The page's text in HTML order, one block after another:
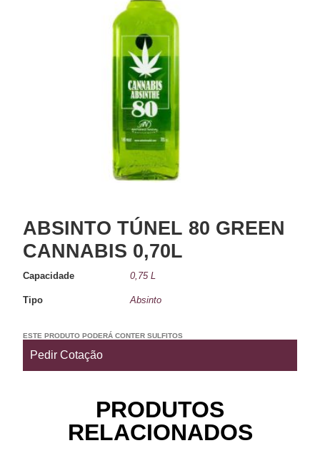
ABSINTO TÚNEL 80 GREEN
CANNABIS 0,70L
Capacidade 0,75 L
Tipo Absinto
ESTE PRODUTO PODERÁ CONTER SULFITOS
Pedir Cotação
PRODUTOS
RELACIONADOS